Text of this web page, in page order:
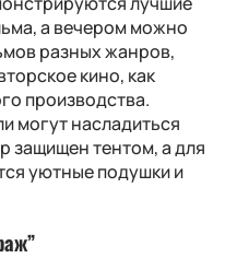
а вечером можно
разных жанров,
кино, как
производства.
могут насладиться
защищен тентом, а для
уютные подушки и